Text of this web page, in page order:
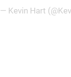
— Kevin Hart